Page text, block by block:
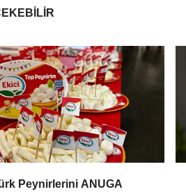
Peynirlerini ANUGA